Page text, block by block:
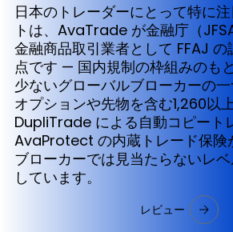
日本のトレーダーにとって特に
トは、AvaTrade が金融庁（
金融商品取引業者として FFAJ
点です — 国内規制の枠組みのも
少ないグローバルブローカーの
オプションや先物を含む1,260以上
DupliTrade による自動コピート
AvaProtect の内蔵トレード保険
ブローカーでは見当たらないレ
しています。
レビュー